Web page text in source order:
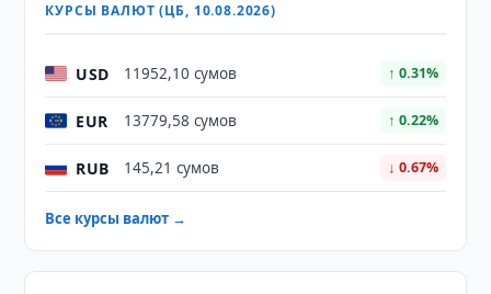
КУРСЫ ВАЛЮТ (ЦБ, 10.08.2026)
USD 11952,10 сумов ↑ 0.31%
EUR 13779,58 сумов ↑ 0.22%
RUB 145,21 сумов ↓ 0.67%
Все курсы валют →